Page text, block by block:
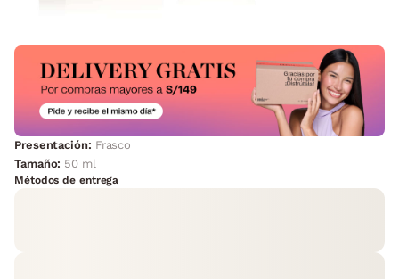
Presentación: Frasco
Tamaño: 50 ml
Métodos de entrega